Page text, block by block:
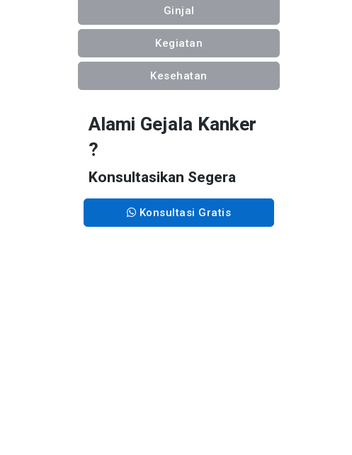
Ginjal
Kegiatan
Kesehatan
Alami Gejala Kanker
?
Konsultasikan Segera
Konsultasi Gratis